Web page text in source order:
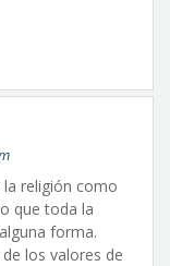
religión como
que toda la
forma.
los valores de